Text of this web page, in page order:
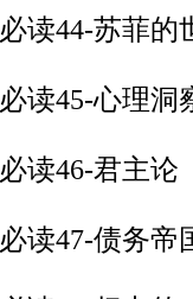
读44-苏菲的
读45-心理洞
读46-君主论
读47-债务帝